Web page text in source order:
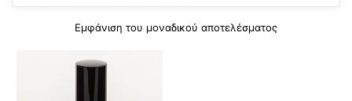
Εμφάνιση του μοναδικού αποτελέσματος